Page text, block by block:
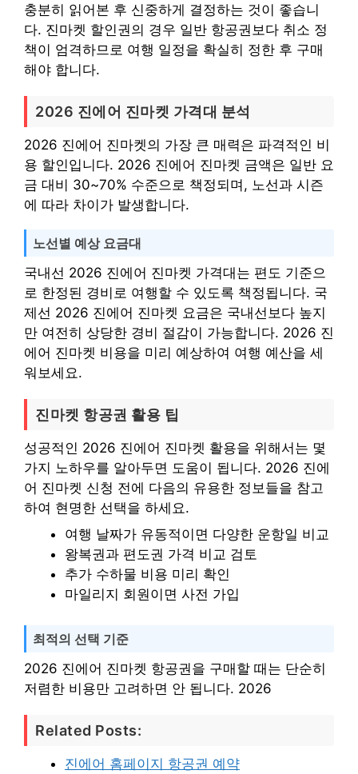
충분히 읽어본 후 신중하게 결정하는 것이 좋습니
다. 진마켓 할인권의 경우 일반 항공권보다 취소 정
책이 엄격하므로 여행 일정을 확실히 정한 후 구매
해야 합니다.
2026 진에어 진마켓 가격대 분석
2026 진에어 진마켓의 가장 큰 매력은 파격적인 비
용 할인입니다. 2026 진에어 진마켓 금액은 일반 요
금 대비 30~70% 수준으로 책정되며, 노선과 시즌
에 따라 차이가 발생합니다.
노선별 예상 요금대
국내선 2026 진에어 진마켓 가격대는 편도 기준으
로 한정된 경비로 여행할 수 있도록 책정됩니다. 국
제선 2026 진에어 진마켓 요금은 국내선보다 높지
만 여전히 상당한 경비 절감이 가능합니다. 2026 진
에어 진마켓 비용을 미리 예상하여 여행 예산을 세
워보세요.
진마켓 항공권 활용 팁
성공적인 2026 진에어 진마켓 활용을 위해서는 몇
가지 노하우를 알아두면 도움이 됩니다. 2026 진에
어 진마켓 신청 전에 다음의 유용한 정보들을 참고
하여 현명한 선택을 하세요.
여행 날짜가 유동적이면 다양한 운항일 비교
왕복권과 편도권 가격 비교 검토
추가 수하물 비용 미리 확인
마일리지 회원이면 사전 가입
최적의 선택 기준
2026 진에어 진마켓 항공권을 구매할 때는 단순히
저렴한 비용만 고려하면 안 됩니다. 2026
Related Posts:
진에어 홈페이지 항공권 예약